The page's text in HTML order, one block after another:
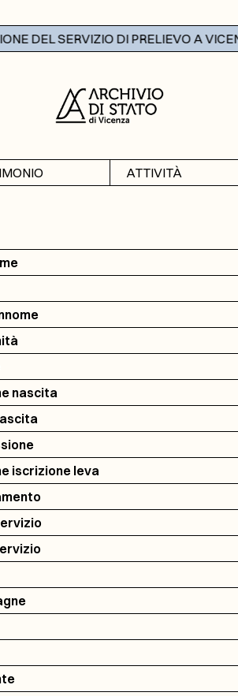
DEL SERVIZIO DI PRELIEVO A VICENZA
ATTIVITÀ
nascita
iscrizione leva